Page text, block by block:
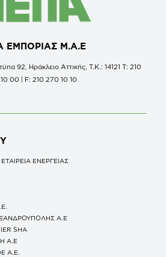
ΕΜΠΟΡΙΑΣ Μ.Α.Ε
92, Ηράκλειο Αττικής, Τ.Κ.: 14121 Τ: 210
00 | F: 210 270 10 10
ΕΝΕΡΓΕΙΑΣ
A.E
SHA
A.E
A.E.